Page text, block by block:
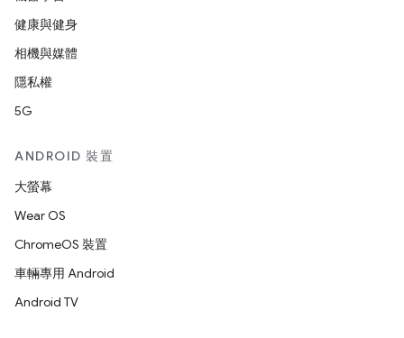
健康與健身
相機與媒體
隱私權
5G
ANDROID 裝置
大螢幕
Wear OS
ChromeOS 裝置
車輛專用 Android
Android TV